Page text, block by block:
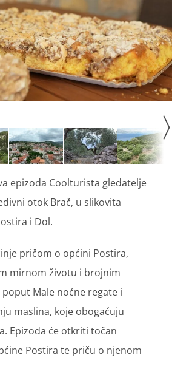
epizoda Coolturista gledatelje
otok Brač, u slikovita
i Dol.
pričom o općini Postira,
mirnom životu i brojnim
Male noćne regate i
maslina, koje obogaćuju
Epizoda će otkriti točan
Postira te priču o njenom